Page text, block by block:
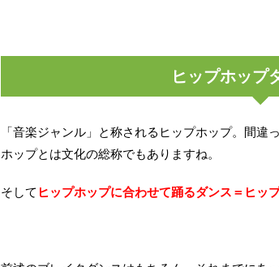
ヒップホップ
「音楽ジャンル」と称されるヒップホップ。間
ホップとは文化の総称でもありますね。
そして ヒップホップに合わせて踊るダンス＝ヒッ